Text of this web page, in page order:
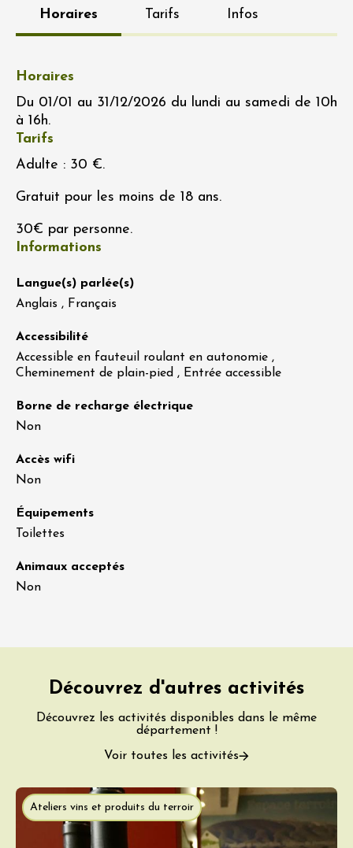
Horaires Tarifs Infos
Horaires
Du 01/01 au 31/12/2026 du lundi au samedi de 10h
à 16h.
Tarifs
Adulte : 30 €.
Gratuit pour les moins de 18 ans.
30€ par personne.
Informations
Langue(s) parlée(s)
Anglais , Français
Accessibilité
Accessible en fauteuil roulant en autonomie ,
Cheminement de plain-pied , Entrée accessible
Borne de recharge électrique
Non
Accès wifi
Non
Équipements
Toilettes
Animaux acceptés
Non
Découvrez d'autres activités
Découvrez les activités disponibles dans le même
département !
Voir toutes les activités
Ateliers vins et produits du terroir